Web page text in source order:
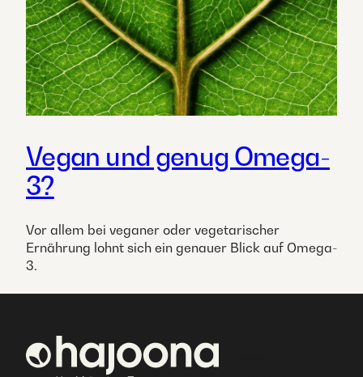
Vegan und genug Omega-
3?
Vor allem bei veganer oder vegetarischer
Ernährung lohnt sich ein genauer Blick auf Omega-
3.